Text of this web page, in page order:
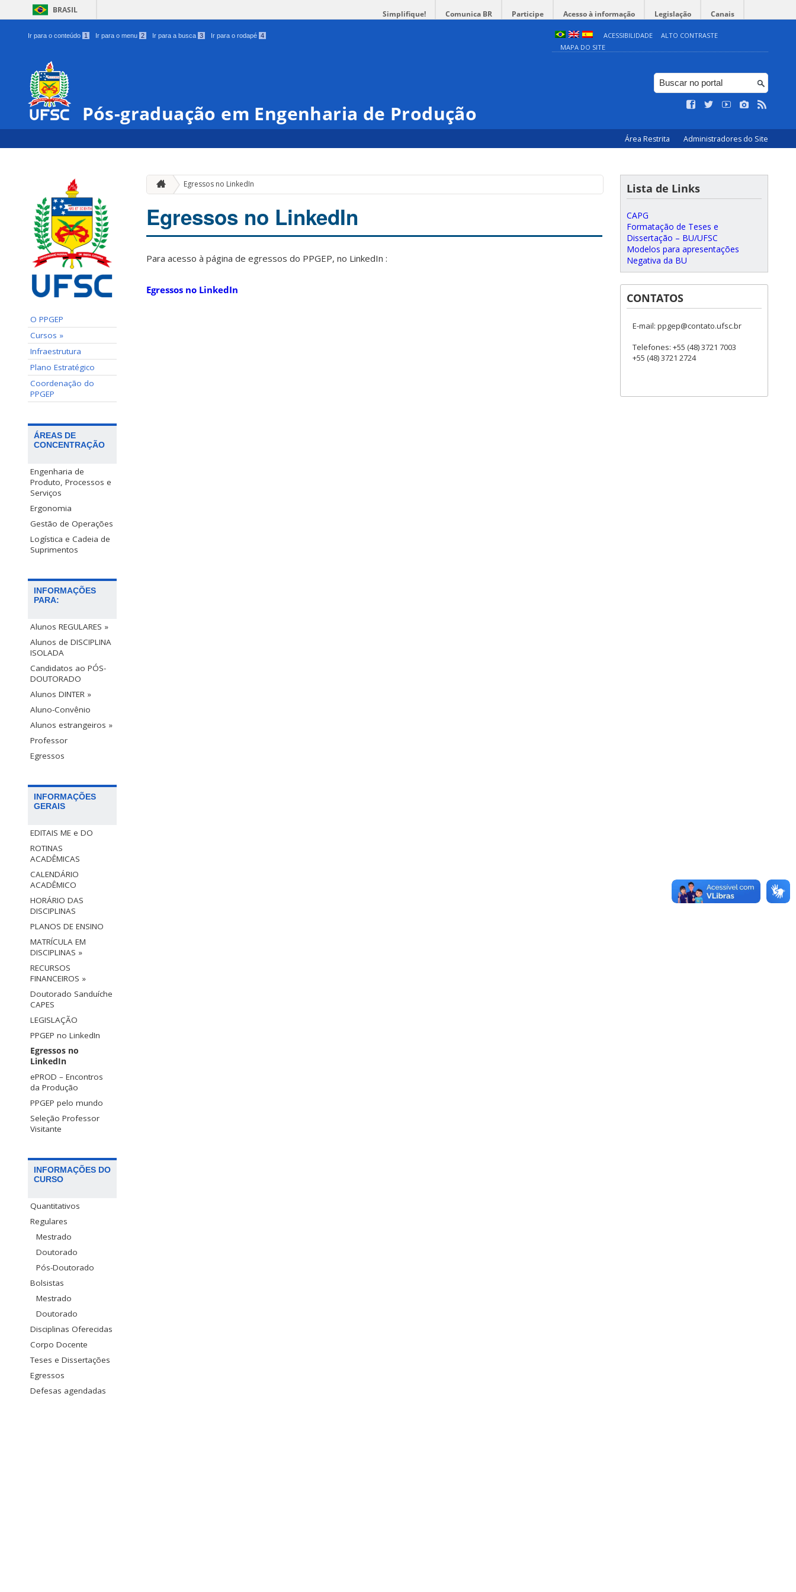
BRASIL Simplifique! Comunica BR Participe Acesso à informação Legislação Canais
Ir para o conteúdo 1 Ir para o menu 2 Ir para a busca 3 Ir para o rodapé 4 ACESSIBILIDADE
ALTO CONTRASTE
MAPA DO SITE
Pós-graduação em Engenharia de Produção
Área Restrita Administradores do Site
O PPGEP
Cursos »
Infraestrutura
Plano Estratégico
Coordenação do
PPGEP
ÁREAS DE
CONCENTRAÇÃO
Engenharia de
Produto, Processos e
Serviços
Ergonomia
Gestão de Operações
Logística e Cadeia de
Suprimentos
INFORMAÇÕES
PARA:
Alunos REGULARES »
Alunos de DISCIPLINA
ISOLADA
Candidatos ao PÓS-
DOUTORADO
Alunos DINTER »
Aluno-Convênio
Alunos estrangeiros »
Professor
Egressos
INFORMAÇÕES
GERAIS
EDITAIS ME e DO
ROTINAS
ACADÊMICAS
CALENDÁRIO
ACADÊMICO
HORÁRIO DAS
DISCIPLINAS
PLANOS DE ENSINO
MATRÍCULA EM
DISCIPLINAS »
RECURSOS
FINANCEIROS »
Doutorado Sanduíche
CAPES
LEGISLAÇÃO
PPGEP no LinkedIn
Egressos no
LinkedIn
ePROD – Encontros
da Produção
PPGEP pelo mundo
Seleção Professor
Visitante
INFORMAÇÕES DO
CURSO
Quantitativos
Regulares
Mestrado
Doutorado
Pós-Doutorado
Bolsistas
Mestrado
Doutorado
Disciplinas Oferecidas
Corpo Docente
Teses e Dissertações
Egressos
Defesas agendadas
Egressos no LinkedIn
Egressos no LinkedIn
Para acesso à página de egressos do PPGEP, no LinkedIn :
Egressos no LinkedIn
Lista de Links
CAPG
Formatação de Teses e
Dissertação – BU/UFSC
Modelos para apresentações
Negativa da BU
CONTATOS
E-mail: ppgep@contato.ufsc.br
Telefones: +55 (48) 3721 7003
+55 (48) 3721 2724